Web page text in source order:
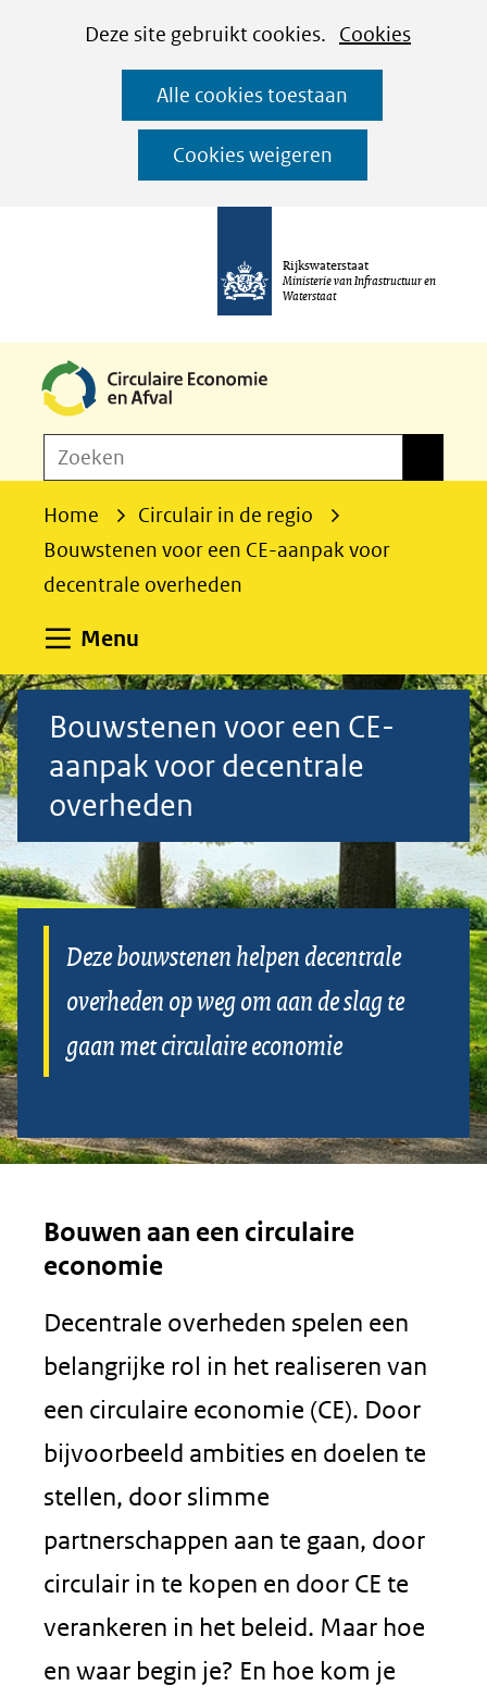
CookiesDeze site gebruikt cookies. Cookies
worden
toegestaan
geweigerd.
Alle cookies toestaan
Cookies weigeren
Ga
naar
de
inhoud
Rijkswaterstaat
Ministerie van Infrastructuur en
Waterstaat
o
Zoeken
Home
Circulair in de regio
Bouwstenen voor een CE-aanpak voor
decentrale overheden
Menu
Bouwstenen
voor
een
CE-
aanpak
voor
decentrale
overheden
Bouwstenen voor een CE-
aanpak voor decentrale
overheden
Deze bouwstenen helpen decentrale
overheden op weg om aan de slag te
gaan met circulaire economie
Bouwen aan een circulaire
economie
Decentrale overheden spelen een
belangrijke rol in het realiseren van
een circulaire economie (CE). Door
bijvoorbeeld ambities en doelen te
stellen, door slimme
partnerschappen aan te gaan, door
circulair in te kopen en door CE te
verankeren in het beleid. Maar hoe
en waar begin je? En hoe kom je